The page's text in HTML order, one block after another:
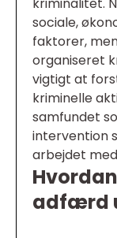
kriminalitet.
sociale,
faktorer,
organiseret
vigtigt at
kriminelle
samfundet
intervention
arbejdet
adfærd